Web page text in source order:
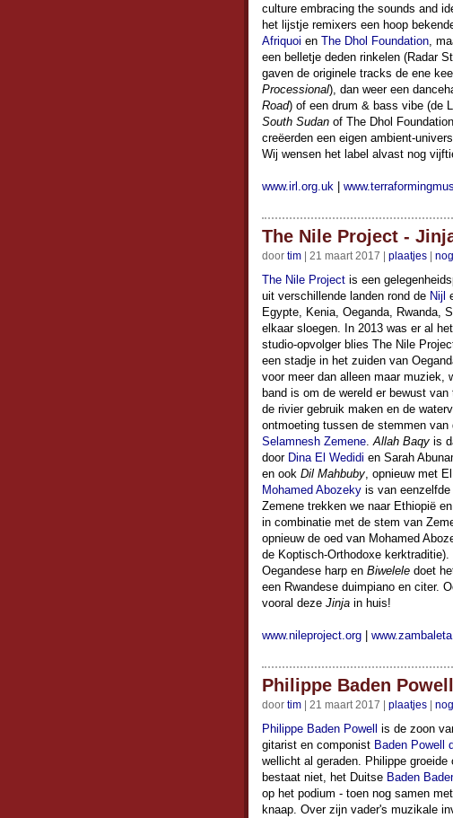
culture embracing the sounds and
het lijstje remixers een hoop
Afriquoi en The Dhol Foundation,
een belletje deden rinkelen (Radar
gaven de originele tracks de ene
Processional), dan weer een
Road) of een drum & bass vibe (de
South Sudan of The Dhol
creëerden een eigen ambient-
Wij wensen het label alvast nog
www.irl.org.uk
The Nile Project -
door tim | 21 maart 2017 | plaatjes
The Nile Project is een
uit verschillende landen rond de Nijl
Egypte, Kenia, Oeganda, Rwanda,
elkaar sloegen. In 2013 was er al
studio-opvolger blies The Nile
een stadje in het zuiden van
voor meer dan alleen maar muziek,
band is om de wereld er bewust
de rivier gebruik maken en de
ontmoeting tussen de stemmen van
Selamnesh Zemene.Allah Baqy is
door Dina El Wedidi en Sarah
en ook Dil Mahbuby, opnieuw met
Mohamed Abozeky is van eenzelfde
Zemene trekken we naar Ethiopië
in combinatie met de stem van
opnieuw de oed van Mohamed
de Koptisch-Orthodoxe kerktraditie).
Oegandese harp en Biwelele doet
een Rwandese duimpiano en citer.
vooral deze Jinja in huis!
www.nileproject.org
Philippe Baden
door tim | 21 maart 2017 | plaatjes
Philippe Baden Powell
is de zoon
gitarist en componist Baden Powell
wellicht al geraden. Philippe
bestaat niet, het Duitse Baden
op het podium - toen nog samen
knaap. Over zijn vader's muzikale